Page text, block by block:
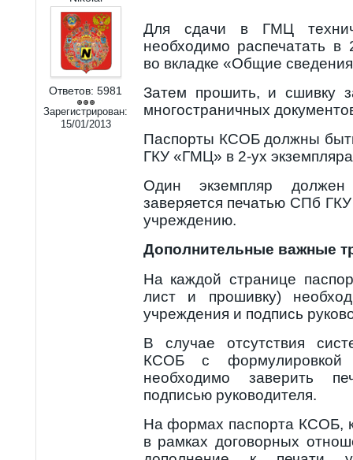
Ответов: 5981
Зарегистрирован:
15/01/2013
Для сдачи в ГМЦ
необходимо распечатать в
во вкладке «Общие
Затем прошить, и сшивку
многостраничных
Паспорты КСОБ должны
ГКУ «ГМЦ» в 2-ух
Один экземпляр
заверяется печатью СПб
учреждению.
Дополнительные важные
На каждой странице
лист и прошивку)
учреждения и подпись
В случае отсутствия
КСОБ с формулировкой
необходимо заверить
подписью руководителя.
На формах паспорта КСОБ,
в рамках договорных